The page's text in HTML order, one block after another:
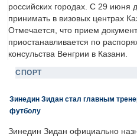
российских городах. С 29 июня
принимать в визовых центрах
Отмечается, что прием
приостанавливается по
консульства Венгрии в Казани.
СПОРТ
Зинедин Зидан стал главным
футболу
Зинедин Зидан официально